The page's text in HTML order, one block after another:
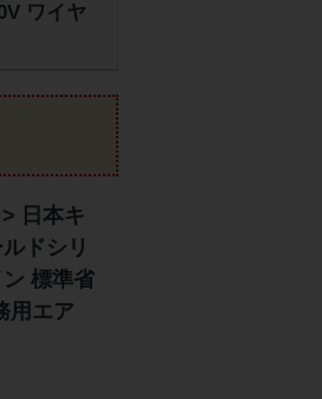
ワイヤ
日本キ
ドシリ
標準省
用エア